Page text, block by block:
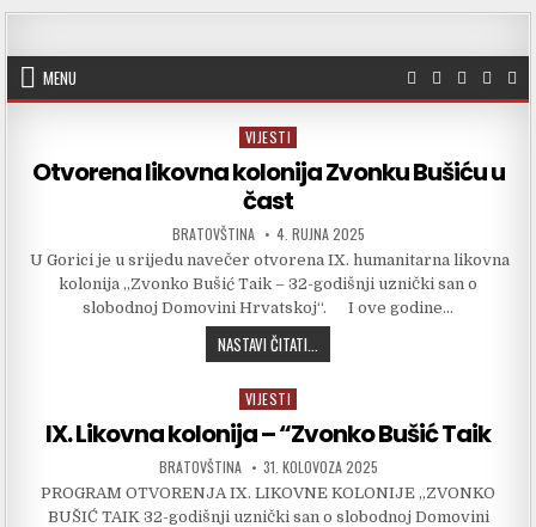
MENU
Posted in
VIJESTI
Otvorena likovna kolonija Zvonku Bušiću u
čast
AUTHOR:
BRATOVŠTINA PUBLISHED DATE:
4. RUJNA 2025
U Gorici je u srijedu navečer otvorena IX. humanitarna likovna
kolonija „Zvonko Bušić Taik – 32-godišnji uznički san o
slobodnoj Domovini Hrvatskoj“. I ove godine…
NASTAVI ČITATI...
Posted in
VIJESTI
lX. Likovna kolonija – “Zvonko Bušić Taik
AUTHOR:
BRATOVŠTINA PUBLISHED DATE:
31. KOLOVOZA 2025
PROGRAM OTVORENJA IX. LIKOVNE KOLONIJE „ZVONKO
BUŠIĆ TAIK 32-godišnji uznički san o slobodnoj Domovini